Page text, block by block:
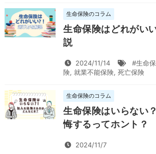
生命保険のコラム
生命保険はどれがい
説
2024/11/14 #生命
険, 就業不能保険, 死亡保険
生命保険のコラム
生命保険はいらない
悔するってホント？
2024/11/7